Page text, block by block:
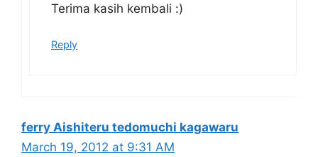
Terima kasih kembali :)
Reply
ferry Aishiteru tedomuchi kagawaru
March 19, 2012 at 9:31 AM